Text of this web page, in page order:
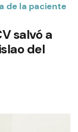
de la paciente
salvó a
del